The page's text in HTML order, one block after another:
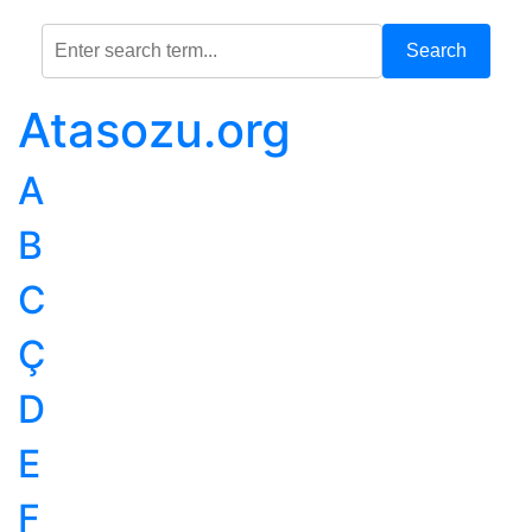
Search
Atasozu.org
A
B
C
Ç
D
E
F